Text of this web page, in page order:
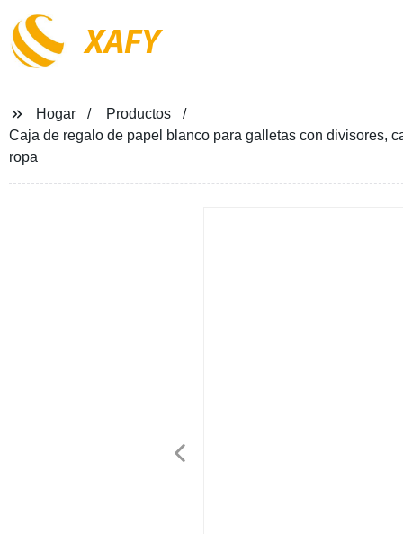
XAFY
Hogar
Productos
Caja de regalo de papel blanco para galletas con divisores,
ropa